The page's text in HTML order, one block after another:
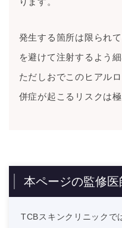
発生する箇所は限られ
を避けて注射するよう
ただしおでこのヒアル
併症が起こるリスクは極
本ページの監修医
TCBスキンクリニックで